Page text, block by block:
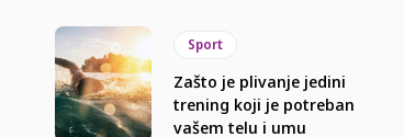
Sport
Zašto je plivanje jedini
trening koji je potreban
vašem telu i umu